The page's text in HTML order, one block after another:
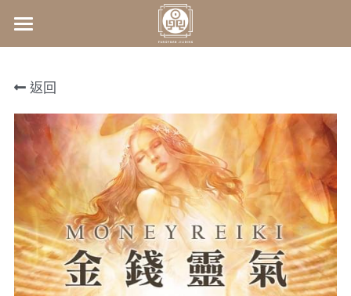
首頁
關於我們
關於我們
常見問答
師資介紹
王鴻翔老師
kelly老師
王懷祖老師
最新課程資訊
2026赤馬一動‧命運全變
身心靈啟動課程
1207易經卜卦(一日實戰班)
腦波評測
商城
產品
服務項目
返回
商品分類
所有商品分類